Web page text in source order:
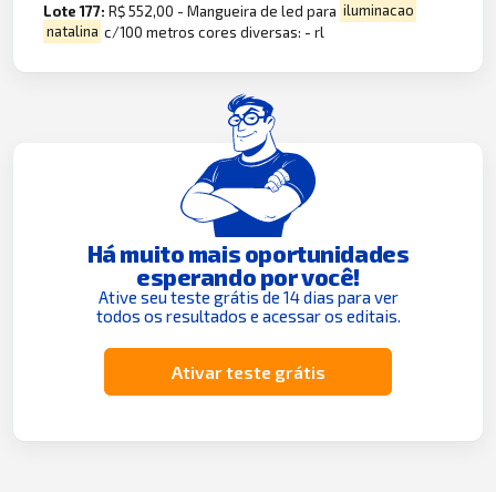
Lote 177:R$ 552,00 - Mangueira de led para iluminacao
natalina c/100 metros cores diversas: - rl
Há muito mais oportunidades
esperando por você!
Ative seu teste grátis de 14 dias para ver
todos os resultados e acessar os editais.
Ativar teste grátis